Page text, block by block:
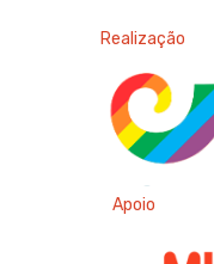
Realização
Apoio